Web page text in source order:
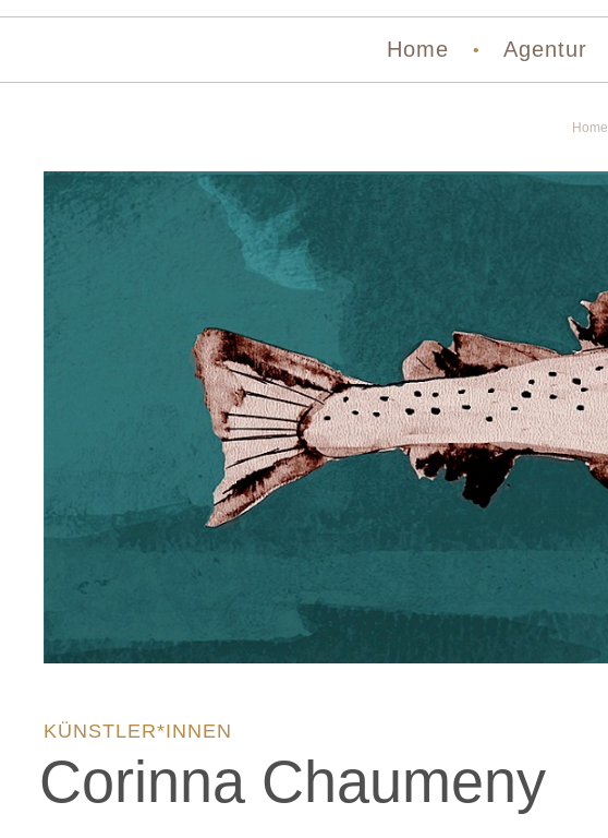
Home • Agentur
Home
KÜNSTLER*INNEN
Corinna Chaumeny